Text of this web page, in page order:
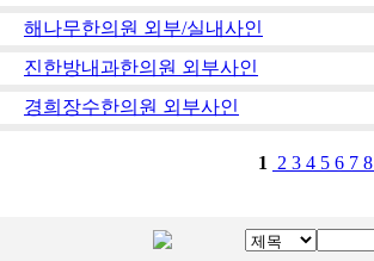
해나무한의원 외부/실내사인
진한방내과한의원 외부사인
경희장수한의원 외부사인
1 2 3 4 5 6 7 8